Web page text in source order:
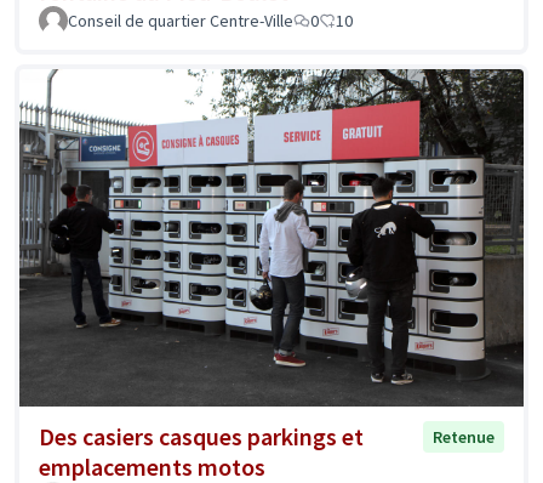
Conseil de quartier Centre-Ville 0 10
Des casiers casques parkings et
emplacements motos
Retenue